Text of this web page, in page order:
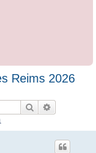
Reims 2026
Rechercher